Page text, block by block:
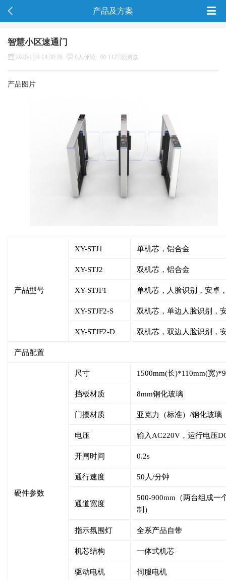
产品及方案
智慧小区速通门
2020/11/4 14:30:38 0人评论 1127次浏览
产品图片
产品型号
XY-STJ1 单机芯，铝合金
XY-STJ2 双机芯，铝合金
XY-STJF1 单机芯，人脸识别，安卓
XY-STJF2-S 双机芯，单边人脸识别，
XY-STJF2-D 双机芯，双边人脸识别，
产品配置
硬件参数
尺寸 1500mm(长)*110mm(宽
挡板材质 8mm钢化玻璃
门摆材质 亚克力（标准）/钢化玻璃
电压 输入AC220V，运行电压
开闸时间 0.2s
通行速度 50人/分钟
通道宽度
500-900mm（两台组成一
制）
指示氛围灯 全系产品自带
机芯结构 一体式机芯
驱动电机 伺服电机